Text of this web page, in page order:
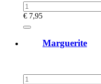
€ 7,95
Marguerite